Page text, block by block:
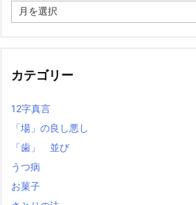
去
記
カテゴリー
12字真言
「場」の良し悪し
「歯」 並び
うつ病
お菓子